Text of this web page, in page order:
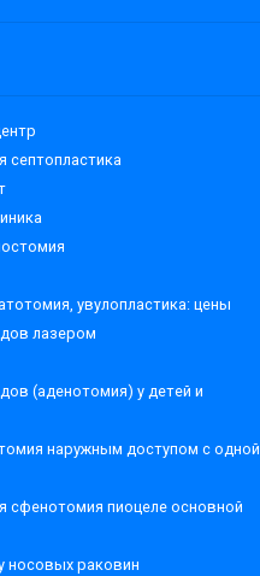
септопластика
увулопластика: цены
лазером
(аденотомия) у детей и
наружным доступом с одной
сфенотомия пиоцеле основной
носовых раковин